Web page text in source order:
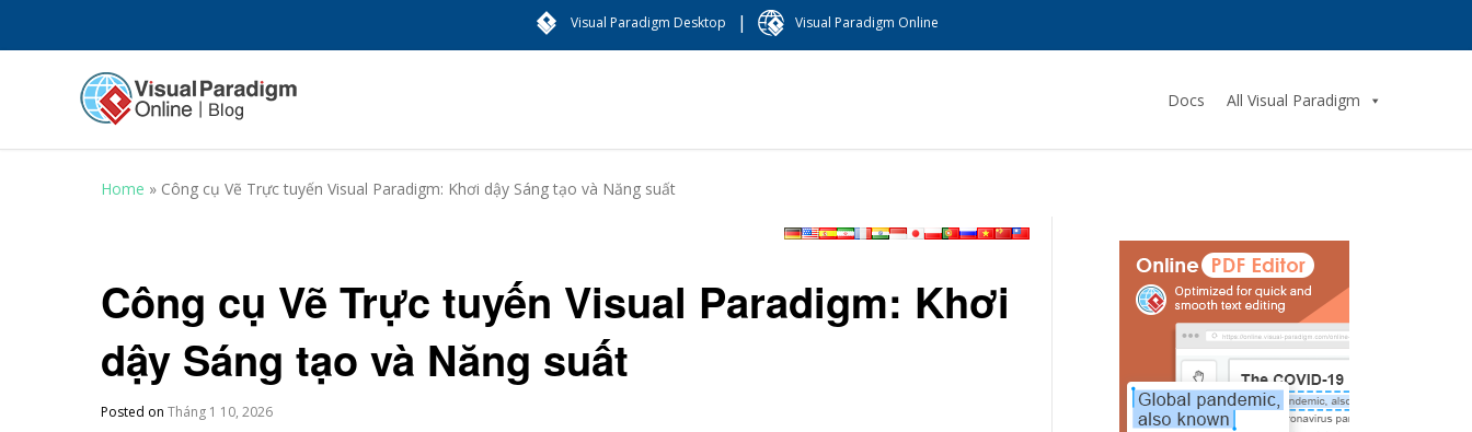
Visual Paradigm Desktop | Visual Paradigm Online
Docs All Visual Paradigm
Home » Công cụ Vẽ Trực tuyến Visual Paradigm: Khơi dậy Sáng tạo và Năng suất
Công cụ Vẽ Trực tuyến Visual Paradigm: Khơi
dậy Sáng tạo và Năng suất
Posted on Tháng 1 10, 2026